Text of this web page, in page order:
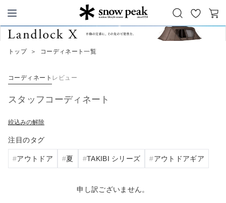
Snow Peak
お
気
カ
トップ ＞ コーディネート一覧
コーディネート レビュー
スタッフコーディネート
絞込みの解除
注目のタグ
アウトドア 夏 TAKIBI シリーズ アウトドアギア
申し訳ございません。